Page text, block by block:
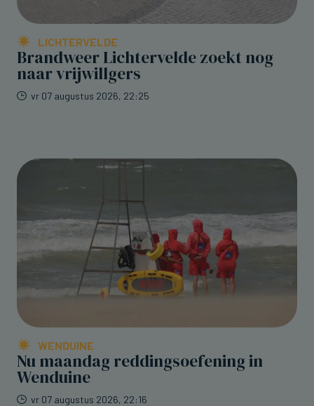
LICHTERVELDE
Brandweer Lichtervelde zoekt nog
naar vrijwillgers
vr 07 augustus 2026, 22:25
WENDUINE
Nu maandag reddingsoefening in
Wenduine
vr 07 augustus 2026, 22:16